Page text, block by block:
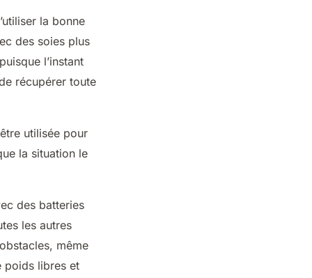
la bonne
des soies plus
l’instant
récupérer toute
utilisée pour
la situation le
des batteries
les autres
même
poids libres et